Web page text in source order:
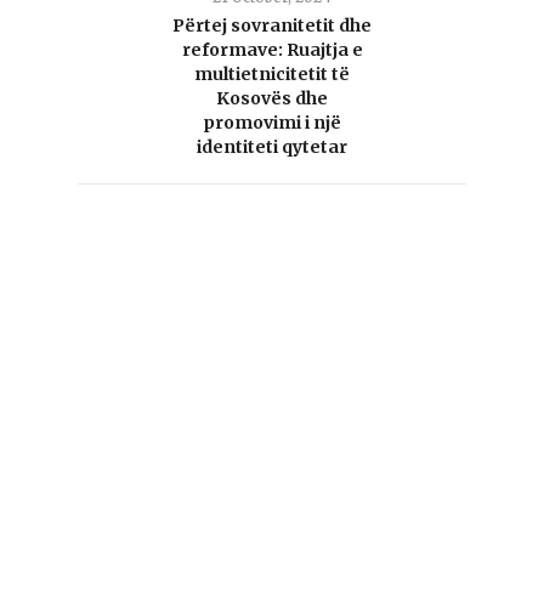
Përtej sovranitetit dhe
reformave: Ruajtja e
multietnicitetit të
Kosovës dhe
promovimi i një
identiteti qytetar